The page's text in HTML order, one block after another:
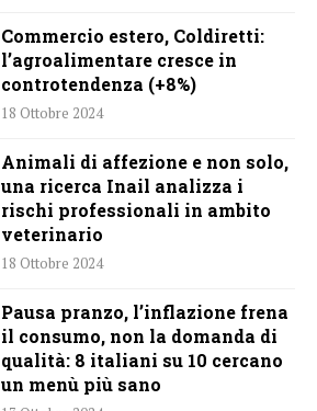
Commercio estero, Coldiretti:
l’agroalimentare cresce in
controtendenza (+8%)
18 Ottobre 2024
Animali di affezione e non solo,
una ricerca Inail analizza i
rischi professionali in ambito
veterinario
18 Ottobre 2024
Pausa pranzo, l’inflazione frena
il consumo, non la domanda di
qualità: 8 italiani su 10 cercano
un menù più sano